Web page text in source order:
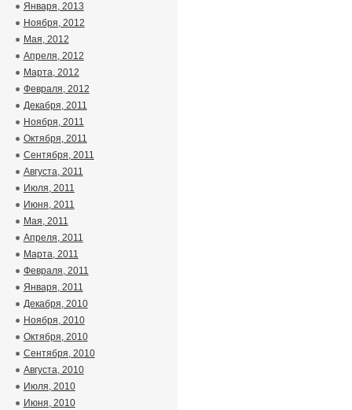
Января, 2013
Ноября, 2012
Мая, 2012
Апреля, 2012
Марта, 2012
Февраля, 2012
Декабря, 2011
Ноября, 2011
Октября, 2011
Сентября, 2011
Августа, 2011
Июля, 2011
Июня, 2011
Мая, 2011
Апреля, 2011
Марта, 2011
Февраля, 2011
Января, 2011
Декабря, 2010
Ноября, 2010
Октября, 2010
Сентября, 2010
Августа, 2010
Июля, 2010
Июня, 2010